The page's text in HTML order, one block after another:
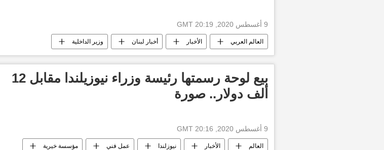
9 أغسطس 2020, 20:19 GMT
العالم العربي الأخبار أخبار لبنان وزير الداخلية
بيع لوحة رسمتها رئيسة وزراء نيوزيلندا مقابل 12
ألف دولار.. صورة
9 أغسطس 2020, 20:16 GMT
العالم الأخبار نيوزلندا عمل فني مؤسسة خيرية